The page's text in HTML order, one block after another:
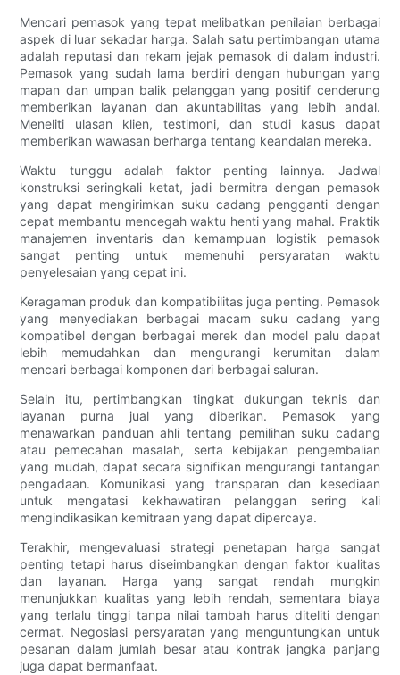
Mencari pemasok yang tepat melibatkan penilaian berbagai
aspek di luar sekadar harga. Salah satu pertimbangan utama
adalah reputasi dan rekam jejak pemasok di dalam industri.
Pemasok yang sudah lama berdiri dengan hubungan yang
mapan dan umpan balik pelanggan yang positif cenderung
memberikan layanan dan akuntabilitas yang lebih andal.
Meneliti ulasan klien, testimoni, dan studi kasus dapat
memberikan wawasan berharga tentang keandalan mereka.
Waktu tunggu adalah faktor penting lainnya. Jadwal
konstruksi seringkali ketat, jadi bermitra dengan pemasok
yang dapat mengirimkan suku cadang pengganti dengan
cepat membantu mencegah waktu henti yang mahal. Praktik
manajemen inventaris dan kemampuan logistik pemasok
sangat penting untuk memenuhi persyaratan waktu
penyelesaian yang cepat ini.
Keragaman produk dan kompatibilitas juga penting. Pemasok
yang menyediakan berbagai macam suku cadang yang
kompatibel dengan berbagai merek dan model palu dapat
lebih memudahkan dan mengurangi kerumitan dalam
mencari berbagai komponen dari berbagai saluran.
Selain itu, pertimbangkan tingkat dukungan teknis dan
layanan purna jual yang diberikan. Pemasok yang
menawarkan panduan ahli tentang pemilihan suku cadang
atau pemecahan masalah, serta kebijakan pengembalian
yang mudah, dapat secara signifikan mengurangi tantangan
pengadaan. Komunikasi yang transparan dan kesediaan
untuk mengatasi kekhawatiran pelanggan sering kali
mengindikasikan kemitraan yang dapat dipercaya.
Terakhir, mengevaluasi strategi penetapan harga sangat
penting tetapi harus diseimbangkan dengan faktor kualitas
dan layanan. Harga yang sangat rendah mungkin
menunjukkan kualitas yang lebih rendah, sementara biaya
yang terlalu tinggi tanpa nilai tambah harus diteliti dengan
cermat. Negosiasi persyaratan yang menguntungkan untuk
pesanan dalam jumlah besar atau kontrak jangka panjang
juga dapat bermanfaat.